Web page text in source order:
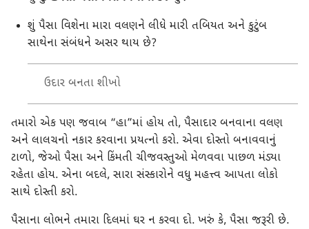
શું પૈસા વિશેના મારા વલણને લીધે મારી તબિયત અને કુટુંબ
સાથેના સંબંધને અસર થાય છે?
ઉદાર બનતા શીખો
તમારો એક પણ જવાબ “હા”માં હોય તો, પૈસાદાર બનવાના વલણ
અને લાલચનો નકાર કરવાના પ્રયત્નો કરો. એવા દોસ્તો બનાવવાનું
ટાળો, જેઓ પૈસા અને કિંમતી ચીજવસ્તુઓ મેળવવા પાછળ મંડ્યા
રહેતા હોય. એના બદલે, સારા સંસ્કારોને વધુ મહત્ત્વ આપતા લોકો
સાથે દોસ્તી કરો.
પૈસાના લોભને તમારા દિલમાં ઘર ન કરવા દો. ખરું કે, પૈસા જરૂરી છે.